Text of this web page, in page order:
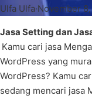
Ulfa Ulfa·November
Jasa Setting dan
Kamu cari jasa
WordPress yang
WordPress? Kamu
sedang mencari jasa